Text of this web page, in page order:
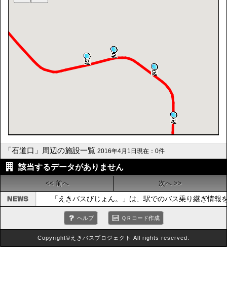
「石道口」周辺の施設一覧 2016年4月1日現在：0件
該当するデータがありません
<< 前へ 次へ >>
「えきバスびじょん。」は、駅でのバス乗り継ぎ情
ヘルプ ＱＲコード作成
Copyright©えきバスプロジェクト All rights reserved.